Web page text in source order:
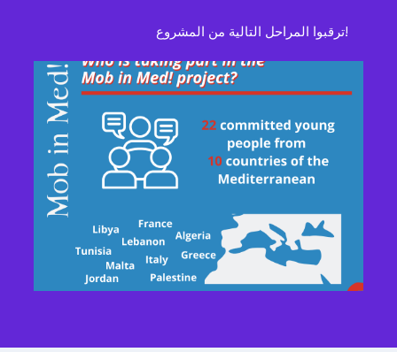
ترقبوا المراحل التالية من المشروع!